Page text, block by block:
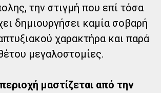
την στιγμή που επί τόσα
δημιουργήσει καμία σοβαρή
χαρακτήρα και παρά
μεγαλοστομίες.
μαστίζεται από την